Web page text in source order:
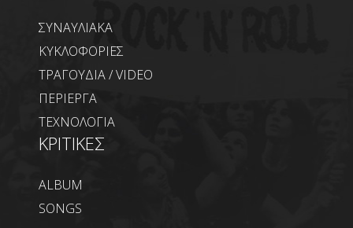
ΣΥΝΑΥΛΙΑΚΑ
ΚΥΚΛΟΦΟΡΙΕΣ
ΤΡΑΓΟΥΔΙΑ / VIDEO
ΠΕΡΙΕΡΓΑ
ΤΕΧΝΟΛΟΓΙΑ
ΚΡΙΤΙΚΕΣ
ALBUM
SONGS